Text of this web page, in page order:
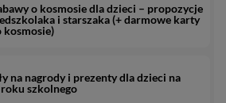
o kosmosie dla dzieci – propozycje
(+ darmowe karty
kosmosie)
na nagrody i prezenty dla dzieci na
szkolnego